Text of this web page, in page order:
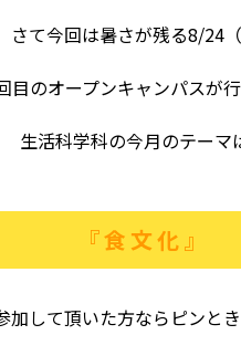
さて今回は暑さが残る8/24（
目のオープンキャンパスが
生活科学科の今月のテーマ
『食文化』
加して頂いた方ならピンと